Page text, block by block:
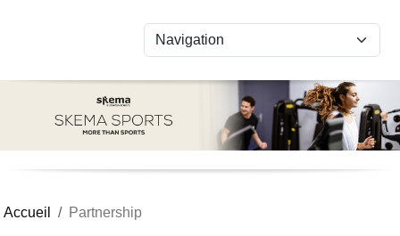
Accueil Partnership